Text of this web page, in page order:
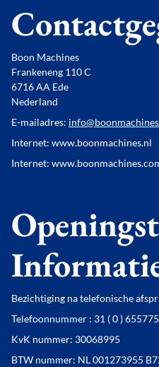
Boon Machines
Frankeneng 110 C
6716 AA Ede
Nederland
E-mailadres:
Internet: www.boonmachines.nl
Internet:
Bezichtiging na telefonische
Telefoonnummer : 31 ( 0 )
KvK nummer: 30068995
BTW nummer: NL 001273955